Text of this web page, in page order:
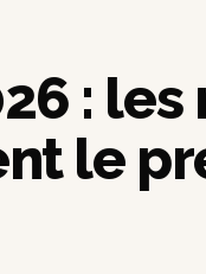
:
le